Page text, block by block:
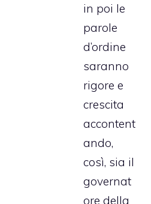
in poi le
parole
d’ordine
saranno
rigore e
crescita
accontent
ando,
così, sia il
governat
ore della